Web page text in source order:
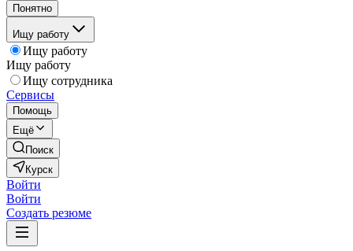
Понятно
Ищу работу
Ищу работу
Ищу работу
Ищу сотрудника
Сервисы
Помощь
Ещё
Поиск
Курск
Войти
Войти
Создать резюме